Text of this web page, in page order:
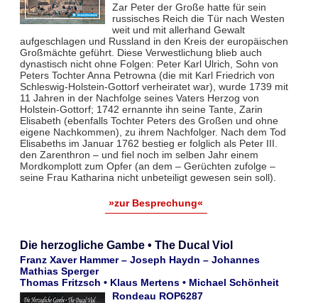
Zar Peter der Große hatte für sein
russisches Reich die Tür nach Westen
weit und mit allerhand Gewalt
aufgeschlagen und Russland in den Kreis der europäischen
Großmächte geführt. Diese Verwestlichung blieb auch
dynastisch nicht ohne Folgen: Peter Karl Ulrich, Sohn von
Peters Tochter Anna Petrowna (die mit Karl Friedrich von
Schleswig-Holstein-Gottorf verheiratet war), wurde 1739 mit
11 Jahren in der Nachfolge seines Vaters Herzog von
Holstein-Gottorf; 1742 ernannte ihn seine Tante, Zarin
Elisabeth (ebenfalls Tochter Peters des Großen und ohne
eigene Nachkommen), zu ihrem Nachfolger. Nach dem Tod
Elisabeths im Januar 1762 bestieg er folglich als Peter III.
den Zarenthron – und fiel noch im selben Jahr einem
Mordkomplott zum Opfer (an dem – Gerüchten zufolge –
seine Frau Katharina nicht unbeteiligt gewesen sein soll).
»zur Besprechung«
Die herzogliche Gambe • The Ducal Viol
Franz Xaver Hammer – Joseph Haydn – Johannes
Mathias Sperger
Thomas Fritzsch • Klaus Mertens • Michael Schönheit
Rondeau ROP6287